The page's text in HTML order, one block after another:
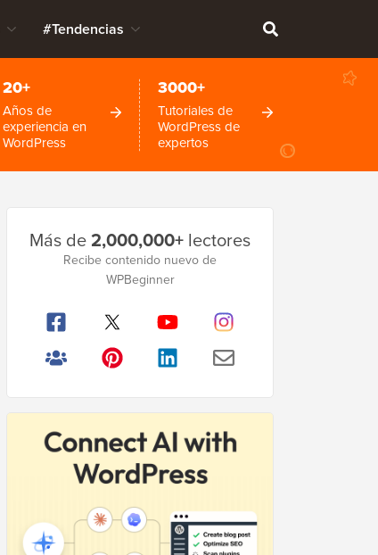
#Tendencias
20+
Años de
experiencia en
WordPress
3000+
Tutoriales de
WordPress de
expertos
lateral
Más de2,000,000+ lectores
Recibe contenido nuevo de
WPBeginner